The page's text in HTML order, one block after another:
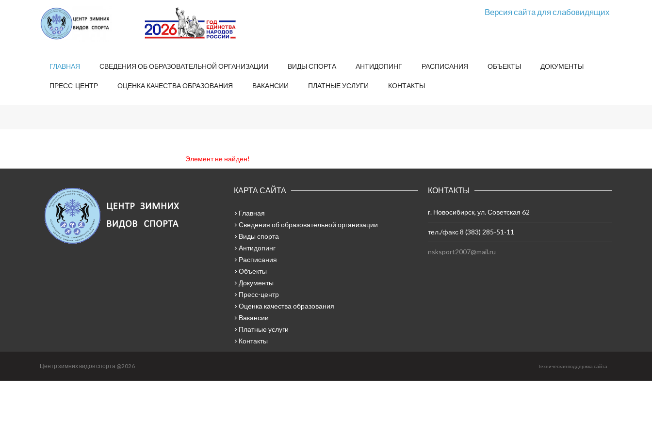
Версия сайта для слабовидящих
ГЛАВНАЯ СВЕДЕНИЯ ОБ ОБРАЗОВАТЕЛЬНОЙ ОРГАНИЗАЦИИ ВИДЫ СПОРТА АНТИДОПИНГ РАСПИСАНИЯ ОБЪЕКТЫ ДОКУМЕНТЫ
ПРЕСС-ЦЕНТР ОЦЕНКА КАЧЕСТВА ОБРАЗОВАНИЯ ВАКАНСИИ ПЛАТНЫЕ УСЛУГИ КОНТАКТЫ
Элемент не найден!
КАРТА САЙТА
Главная
Сведения об образовательной организации
Виды спорта
Антидопинг
Расписания
Объекты
Документы
Пресс-центр
Оценка качества образования
Вакансии
Платные услуги
Контакты
КОНТАКТЫ
г. Новосибирск, ул. Советская 62
тел./факс 8 (383) 285-51-11
nsksport2007@mail.ru
Центр зимних видов спорта @2026 Техническая поддержка сайта